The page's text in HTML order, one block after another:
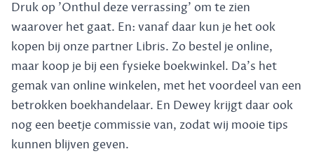
Druk op 'Onthul deze verrassing' om te zien
waarover het gaat. En: vanaf daar kun je het ook
kopen bij onze partner Libris. Zo bestel je online,
maar koop je bij een fysieke boekwinkel. Da's het
gemak van online winkelen, met het voordeel van een
betrokken boekhandelaar. En Dewey krijgt daar ook
nog een beetje commissie van, zodat wij mooie tips
kunnen blijven geven.